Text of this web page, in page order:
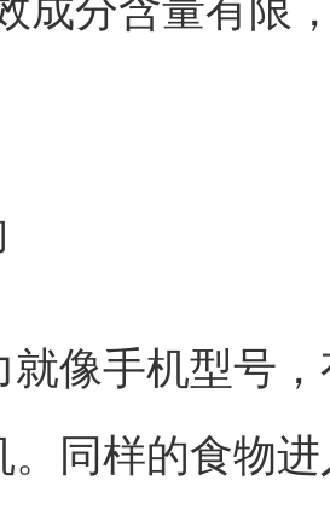
像手机型号
同样的食物